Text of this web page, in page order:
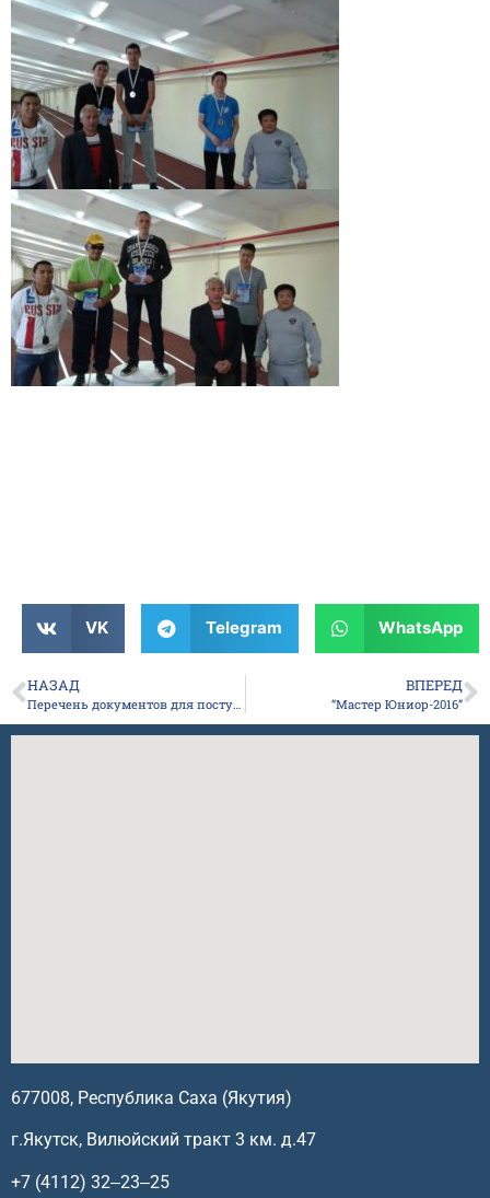
VK Telegram WhatsApp
НАЗАД ВПЕРЕД
“Мастер Юниор-2016”
677008, Республика Саха (Якутия)
г.Якутск, Вилюйский тракт 3 км. д.47
+7 (4112) 32‒23‒25